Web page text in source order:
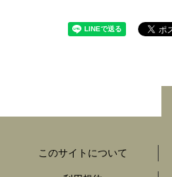
このサイトについて